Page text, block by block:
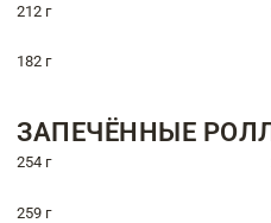
212 г
182 г
ЗАПЕЧЁННЫЕ
254 г
259 г